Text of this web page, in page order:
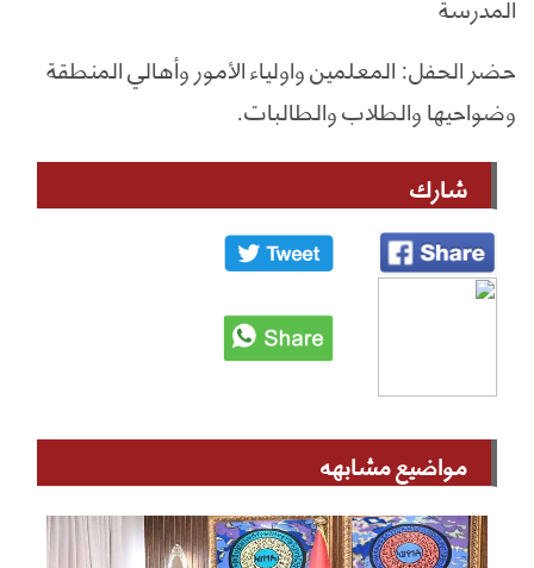
حضر الحفل: المعلمين واولياء الأمور وأهالي المنطقة
وضواحيها والطلاب والطالبات.
شارك
مواضيع مشابهه